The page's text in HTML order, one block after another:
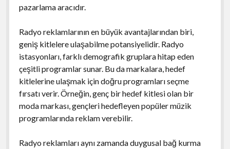
pazarlama aracıdır.
Radyo reklamlarının en büyük avantajlarından biri,
geniş kitlelere ulaşabilme potansiyelidir. Radyo
istasyonları, farklı demografik gruplara hitap eden
çeşitli programlar sunar. Bu da markalara, hedef
kitlelerine ulaşmak için doğru programları seçme
fırsatı verir. Örneğin, genç bir hedef kitlesi olan bir
moda markası, gençleri hedefleyen popüler müzik
programlarında reklam verebilir.
Radyo reklamları aynı zamanda duygusal bağ kurma